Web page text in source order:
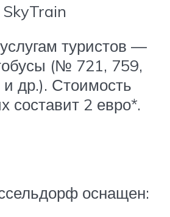
SkyTrain
туристов —
(№ 721, 759,
др.). Стоимость
составит 2 евро*.
оснащен: